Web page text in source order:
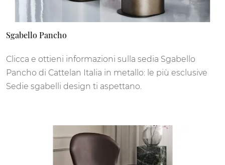
Sgabello Pancho
Clicca e ottieni informazioni sulla sedia Sgabello
Pancho di Cattelan Italia in metallo: le più esclusive
Sedie sgabelli design ti aspettano.